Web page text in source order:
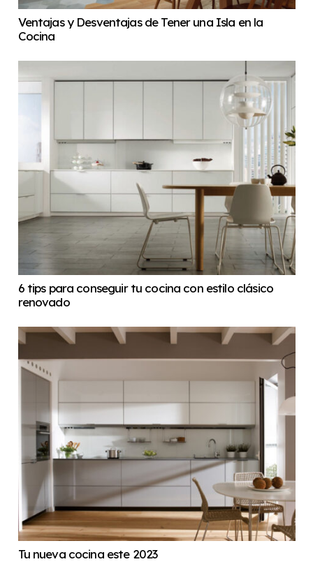
Ventajas y Desventajas de Tener una Isla en la
Cocina
6 tips para conseguir tu cocina con estilo clásico
renovado
Tu nueva cocina este 2023